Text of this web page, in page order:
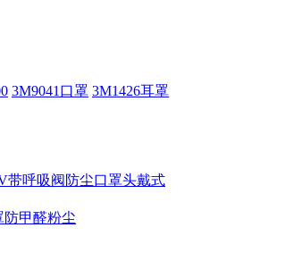
3M9041口罩 3M1426耳罩
带呼吸阀防尘口罩头戴式
防甲醛粉尘